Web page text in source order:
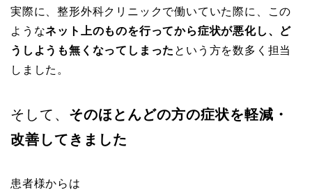
実際に、整形外科クリニックで働いていた際に、この
ようなネット上のものを行ってから症状が悪化し、ど
うしようも無くなってしまった という方を数多く担当
しました。
そして、 そのほとんどの方の症状を軽減・
改善してきました
患者様からは